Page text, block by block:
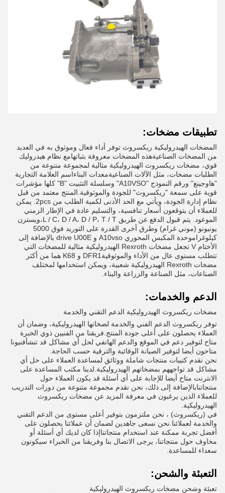
تطبيقات مضخات:
المضخات الهيدروليكية ريكسروث توفر أداء فعال وموثوق به في العديد
من المضخات الصناعيةهذه المضخات معروفة بثباتهامع نظام هيدروليك
قوي، مضخات ريكسروث الهيدروليكية مثالية لمجموعة متنوعة من
الطلبات مضخات، مثل الآلات الصناعيةمعدات البناءاسم العلامة التجارية
"هاوجينغ" ورقم النموذج "A10VSO" وسلسلة التثبيت "B" كلها مؤشرات
قوية على سمعة "ريكسروث" للجودة والموثوقية.المنتج معتمد من قبل
نظام إدارة الجودة، ويأتي مع الحد الأدنى لكمية الطلب من 2pcs. يمكن
للعملاء أن يتوقعون أسعار تنافسية، والتسليم عادة في الإطار الزمني
الموعود. يتم قبول الدفع عن طريق L / C، D / A، D / P، T / T،ويسترن
يونيونو (موني غرام) وطرق أخرى القدرة على التوريد فوق 5000
كيلوغراموحدة المكبس المحوري A10vso و drive U00E بالإضافة إلى
الأختام V تجعل مضخات Rexroth الهيدروليكية مثالية للمضخات التي
تتطلب مستوى عال من الأداء والموثوقيةDFR1 و K68 هما من أكثر
مضخات Rexroth الهيدروليكية شعبية، ويمكن استخدامها لمختلف
الصناعات، مثل الصناعة والزراعة والبناء.
الدعم والخدمات:
مضخات ريكسروث الهيدروليكية الدعم التقني والخدمة
توفر ريكسروث الدعم الفني والخدمة لضخاتها الهيدروليكية، وضمان أن
العملاء يحصلون على أعلى جودة المنتج.فريقنا من الفنيين ذوي الخبرة
متاح لتوفير دعم في الموقع والدعم الهاتفي لحل أي مشاكل قد تنشأفنيونا
متاحون أيضا لتوفير الصيانة الوقائية والترقية حسب الحاجة.
نحن نقدم كتيبات منتجات شاملة ووثائق لمساعدة العملاء على حل أي
مشاكل قد تواجههم بمضخاتهم الهيدروليكية.لدينا مكتب المساعدة على
الانترنت متاح أيضا للإجابة على أي أسئلة قد يكون العملاء حول
منتجاتنابالإضافة إلى ذلك، نحن نقدم مجموعة متنوعة من دورات التدريب
للعملاء الذين يرغبون في معرفة المزيد عن مضخات ريكسروث
الهيدروليكية.
في (ريكسروث) ، نحن ملتزمون بتوفير أعلى مستوى من الدعم التقني
والخدمة لعملائنا.نحن نسعى جاهدين لضمان أن عملائنا يحصلون على
أفضل تجربة ممكنة عند استخدام منتجاتناإذا كان لديك أي أسئلة أو
مخاوف حول منتجاتنا، يرجى الاتصال بنا وفريقنا من الخبراء سيكونون
سعداء للمساعدة.
التعبئة والشحن:
تعبئة وشحن مضخات ريكسروث الهيدروليكية